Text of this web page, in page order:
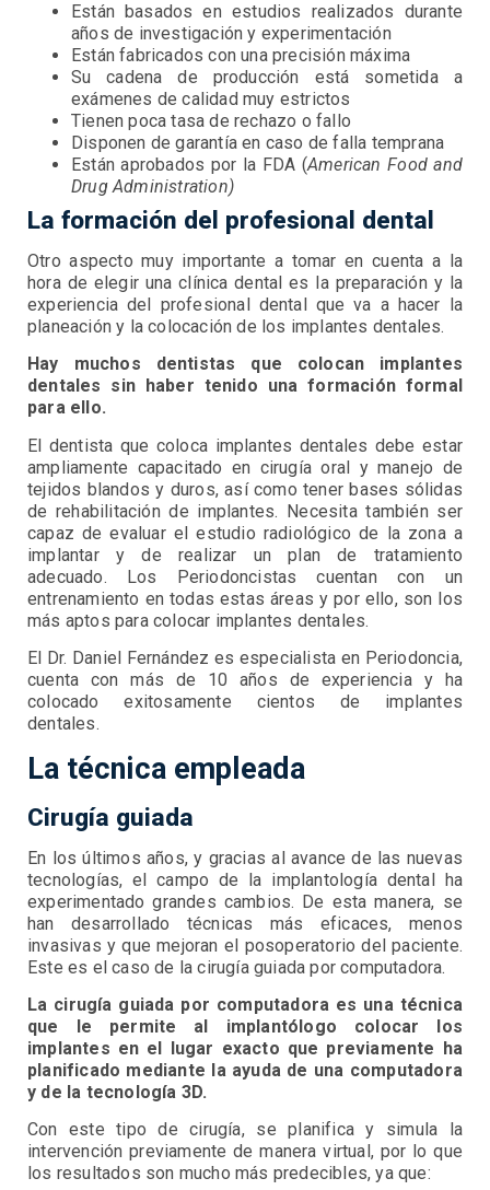
Están basados en estudios realizados durante
años de investigación y experimentación
Están fabricados con una precisión máxima
Su cadena de producción está sometida a
exámenes de calidad muy estrictos
Tienen poca tasa de rechazo o fallo
Disponen de garantía en caso de falla temprana
Están aprobados por la FDA (American Food and
Drug Administration)
La formación del profesional dental
Otro aspecto muy importante a tomar en cuenta a la
hora de elegir una clínica dental es la preparación y la
experiencia del profesional dental que va a hacer la
planeación y la colocación de los implantes dentales.
Hay muchos dentistas que colocan implantes
dentales sin haber tenido una formación formal
para ello.
El dentista que coloca implantes dentales debe estar
ampliamente capacitado en cirugía oral y manejo de
tejidos blandos y duros, así como tener bases sólidas
de rehabilitación de implantes. Necesita también ser
capaz de evaluar el estudio radiológico de la zona a
implantar y de realizar un plan de tratamiento
adecuado. Los Periodoncistas cuentan con un
entrenamiento en todas estas áreas y por ello, son los
más aptos para colocar implantes dentales.
El Dr. Daniel Fernández es especialista en Periodoncia,
cuenta con más de 10 años de experiencia y ha
colocado exitosamente cientos de implantes
dentales.
La técnica empleada
Cirugía guiada
En los últimos años, y gracias al avance de las nuevas
tecnologías, el campo de la implantología dental ha
experimentado grandes cambios. De esta manera, se
han desarrollado técnicas más eficaces, menos
invasivas y que mejoran el posoperatorio del paciente.
Este es el caso de la cirugía guiada por computadora.
La cirugía guiada por computadora es una técnica
que le permite al implantólogo colocar los
implantes en el lugar exacto que previamente ha
planificado mediante la ayuda de una computadora
y de la tecnología 3D.
Con este tipo de cirugía, se planifica y simula la
intervención previamente de manera virtual, por lo que
los resultados son mucho más predecibles, ya que: